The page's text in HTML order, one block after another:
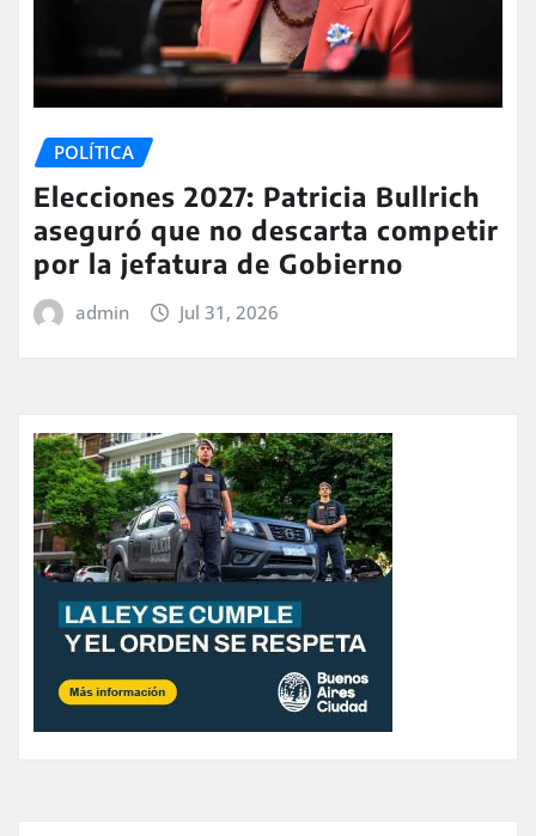
POLÍTICA
Elecciones 2027: Patricia Bullrich
aseguró que no descarta competir
por la jefatura de Gobierno
admin Jul 31, 2026